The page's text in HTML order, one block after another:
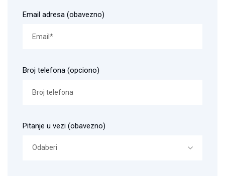
Email adresa (obavezno)
Broj telefona (opciono)
Pitanje u vezi (obavezno)
Odaberi